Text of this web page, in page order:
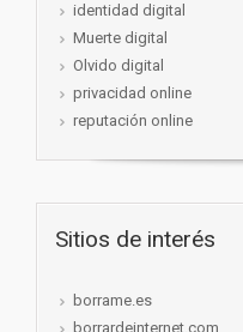
identidad digital
Muerte digital
Olvido digital
privacidad online
reputación online
Sitios de interés
borrame.es
borrardeinternet.com